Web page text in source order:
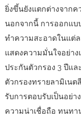
ยิ่งขึ้นยังแตกต่างจาก
นอกจากนี้ การออกแบ
ทำความสะอาดในแต่
แสดงความมั่นใจอย่าง
ประกันตัวกรอง 3 ปีแ
ตัวกรองทรายลามิเนต
รับการตอบรับเป็นอย่
ความน่าเชื่อถือ ทนท